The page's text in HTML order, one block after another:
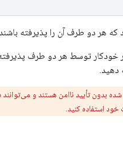
هر دو طرف آن را پذیرفته
خودکار توسط هر دو طرف
دهید.
شده بدون تأیید ناامن هستند و
خود استفاده کنید.